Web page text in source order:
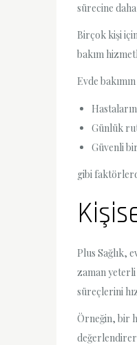
sürecine
Birçok kişi
bakım
Evde
Günlük
Güvenli
gibi
Plus Sağlık,
zaman
süreçlerini
Örneğin, bir